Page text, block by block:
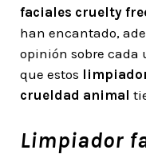
faciales cruelty
han encantado,
opinión sobre cada
que estos
crueldad animal
Limpiador